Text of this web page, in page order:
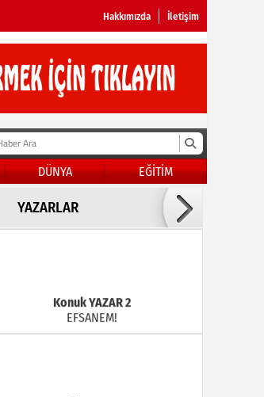
Hakkımızda İletişim
DÜNYA EĞİTİM
YAZARLAR
KADER DİYEMEZSİN SEN KENDİN ETTİN
Konuk YAZAR 2
EFSANEM!